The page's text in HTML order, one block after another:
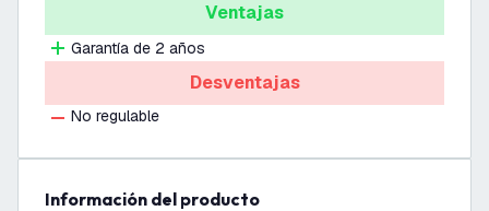
Ventajas
Garantía de 2 años
Desventajas
No regulable
información del producto